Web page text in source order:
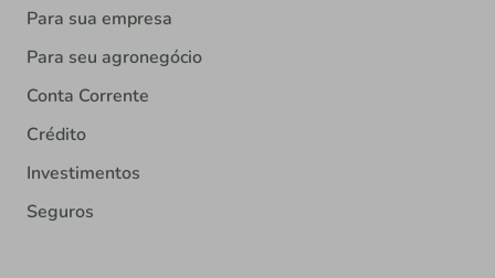
Para sua empresa
Para seu agronegócio
Conta Corrente
Crédito
Investimentos
Seguros